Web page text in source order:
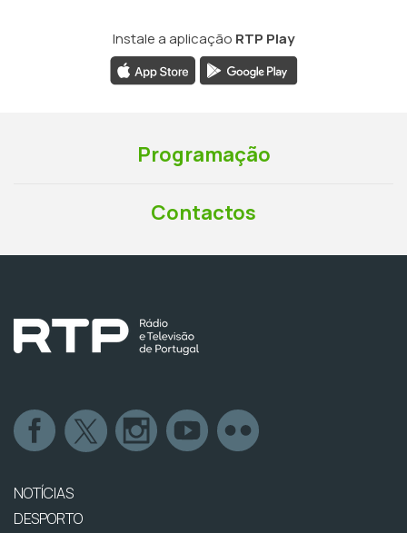
Instale a aplicação RTP Play
Programação
Contactos
NOTÍCIAS
DESPORTO